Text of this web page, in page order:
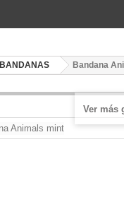
BANDANAS Bandana
Ver más